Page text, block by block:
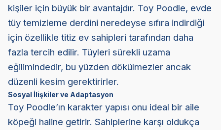
kişiler için büyük bir avantajdır. Toy Poodle, evde
tüy temizleme derdini neredeyse sıfıra indirdiği
için özellikle titiz ev sahipleri tarafından daha
fazla tercih edilir. Tüyleri sürekli uzama
eğilimindedir, bu yüzden dökülmezler ancak
düzenli kesim gerektirirler.
Sosyal İlişkiler ve Adaptasyon
Toy Poodle’ın karakter yapısı onu ideal bir aile
köpeği haline getirir. Sahiplerine karşı oldukça